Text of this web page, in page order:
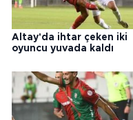
Altay'da ihtar çeken iki
oyuncu yuvada kaldı